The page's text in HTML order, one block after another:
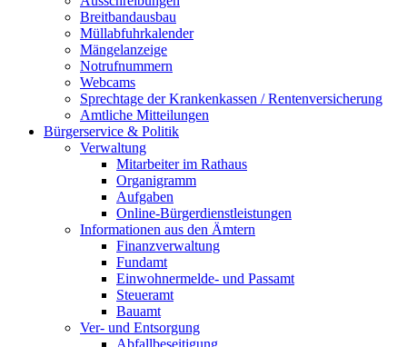
Breitbandausbau
Müllabfuhrkalender
Mängelanzeige
Notrufnummern
Webcams
Sprechtage der Krankenkassen / Rentenversicherung
Amtliche Mitteilungen
Bürgerservice & Politik
Verwaltung
Mitarbeiter im Rathaus
Organigramm
Aufgaben
Online-Bürgerdienstleistungen
Informationen aus den Ämtern
Finanzverwaltung
Fundamt
Einwohnermelde- und Passamt
Steueramt
Bauamt
Ver- und Entsorgung
Abfallbeseitigung